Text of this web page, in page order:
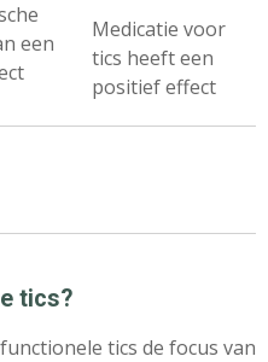
een
Medicatie voor
tics heeft een
positief effect
tics?
tics de focus van